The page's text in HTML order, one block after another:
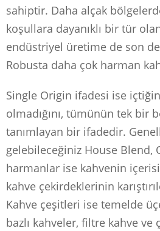
sahiptir. Daha alçak
koşullara dayanıklı bir tür
endüstriyel üretime de son
Robusta daha çok harman
Single Origin ifadesi ise
olmadığını, tümünün tek bir
tanımlayan bir ifadedir.
gelebileceğiniz House Blend,
harmanlar ise kahvenin
kahve çekirdeklerinin
Kahve çeşitleri ise temelde
bazlı kahveler, filtre kahve ve